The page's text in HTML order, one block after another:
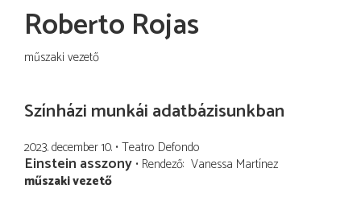
Roberto Rojas
műszaki vezető
Színházi munkái adatbázisunkban
2023. december 10. Teatro Defondo
Einstein asszony Rendező Vanessa Martínez
műszaki vezető